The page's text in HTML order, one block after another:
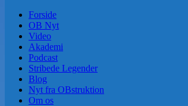
Forside
OB Nyt
Video
Akademi
Podcast
Stribede Legender
Blog
Nyt fra OBstruktion
Om os